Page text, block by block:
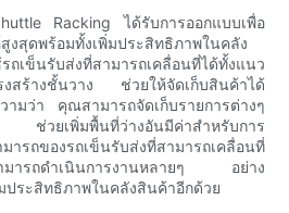
Racking ได้รับการออกแบบเพื่อ
งสุดพร้อมทั้งเพิ่มประสิทธิภาพในคลัง
ข็นรับส่งที่สามารถเคลื่อนที่ได้ทั้งแนว
งสร้างชั้นวาง ช่วยให้จัดเก็บสินค้าได้
มว่า คุณสามารถจัดเก็บรายการต่างๆ
ช่วยเพิ่มพื้นที่ว่างอันมีค่าสำหรับการ
รถของรถเข็นรับส่งที่สามารถเคลื่อนที่
ามารถดำเนินการงานหลายๆ อย่าง
ประสิทธิภาพในคลังสินค้าอีกด้วย